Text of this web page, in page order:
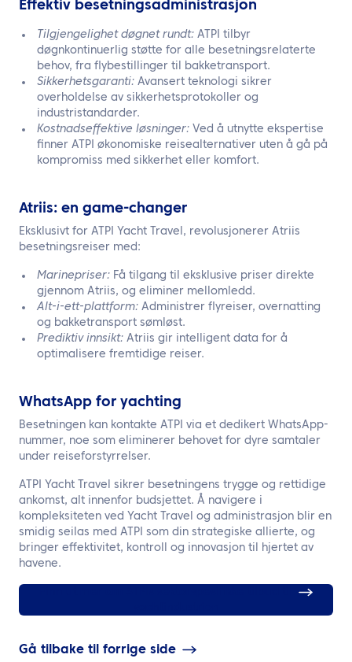
Effektiv besetningsadministrasjon
Tilgjengelighet døgnet rundt: ATPI tilbyr
døgnkontinuerlig støtte for alle besetningsrelaterte
behov, fra flybestillinger til bakketransport.
Sikkerhetsgaranti: Avansert teknologi sikrer
overholdelse av sikkerhetsprotokoller og
industristandarder.
Kostnadseffektive løsninger: Ved å utnytte ekspertise
finner ATPI økonomiske reisealternativer uten å gå på
kompromiss med sikkerhet eller komfort.
Atriis: en game-changer
Eksklusivt for ATPI Yacht Travel, revolusjonerer Atriis
besetningsreiser med:
Marinepriser: Få tilgang til eksklusive priser direkte
gjennom Atriis, og eliminer mellomledd.
Alt-i-ett-plattform: Administrer flyreiser, overnatting
og bakketransport sømløst.
Prediktiv innsikt: Atriis gir intelligent data for å
optimalisere fremtidige reiser.
WhatsApp for yachting
Besetningen kan kontakte ATPI via et dedikert WhatsApp-
nummer, noe som eliminerer behovet for dyre samtaler
under reiseforstyrrelser.
ATPI Yacht Travel sikrer besetningens trygge og rettidige
ankomst, alt innenfor budsjettet. Å navigere i
kompleksiteten ved Yacht Travel og administrasjon blir en
smidig seilas med ATPI som din strategiske allierte, og
bringer effektivitet, kontroll og innovasjon til hjertet av
havene.
Gå tilbake til forrige side